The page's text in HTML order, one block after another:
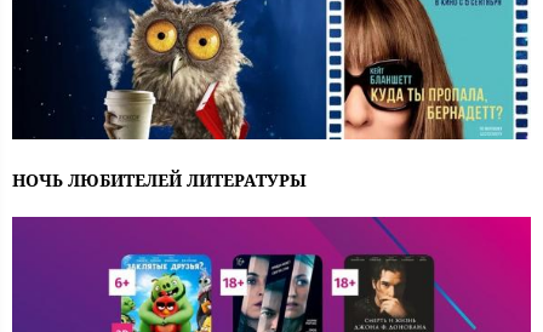
НОЧЬ ЛЮБИТЕЛЕЙ ЛИТЕРАТУРЫ